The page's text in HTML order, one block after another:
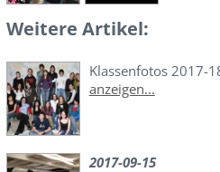
Weitere Artikel:
Klassenfotos 2017-
anzeigen...
2017-09-15